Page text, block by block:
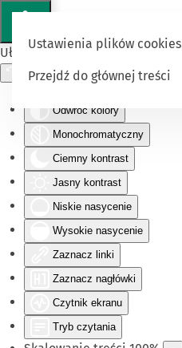
Ułatwienia dostępu
Odwróć kolory
Monochromatyczny
Ciemny kontrast
Jasny kontrast
Niskie nasycenie
Wysokie nasycenie
Zaznacz linki
Zaznacz nagłówki
Czytnik ekranu
Tryb czytania
Ustawienia plików cookies
Przejdź do głównej treści